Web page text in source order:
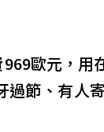
歐元，用
節、有人